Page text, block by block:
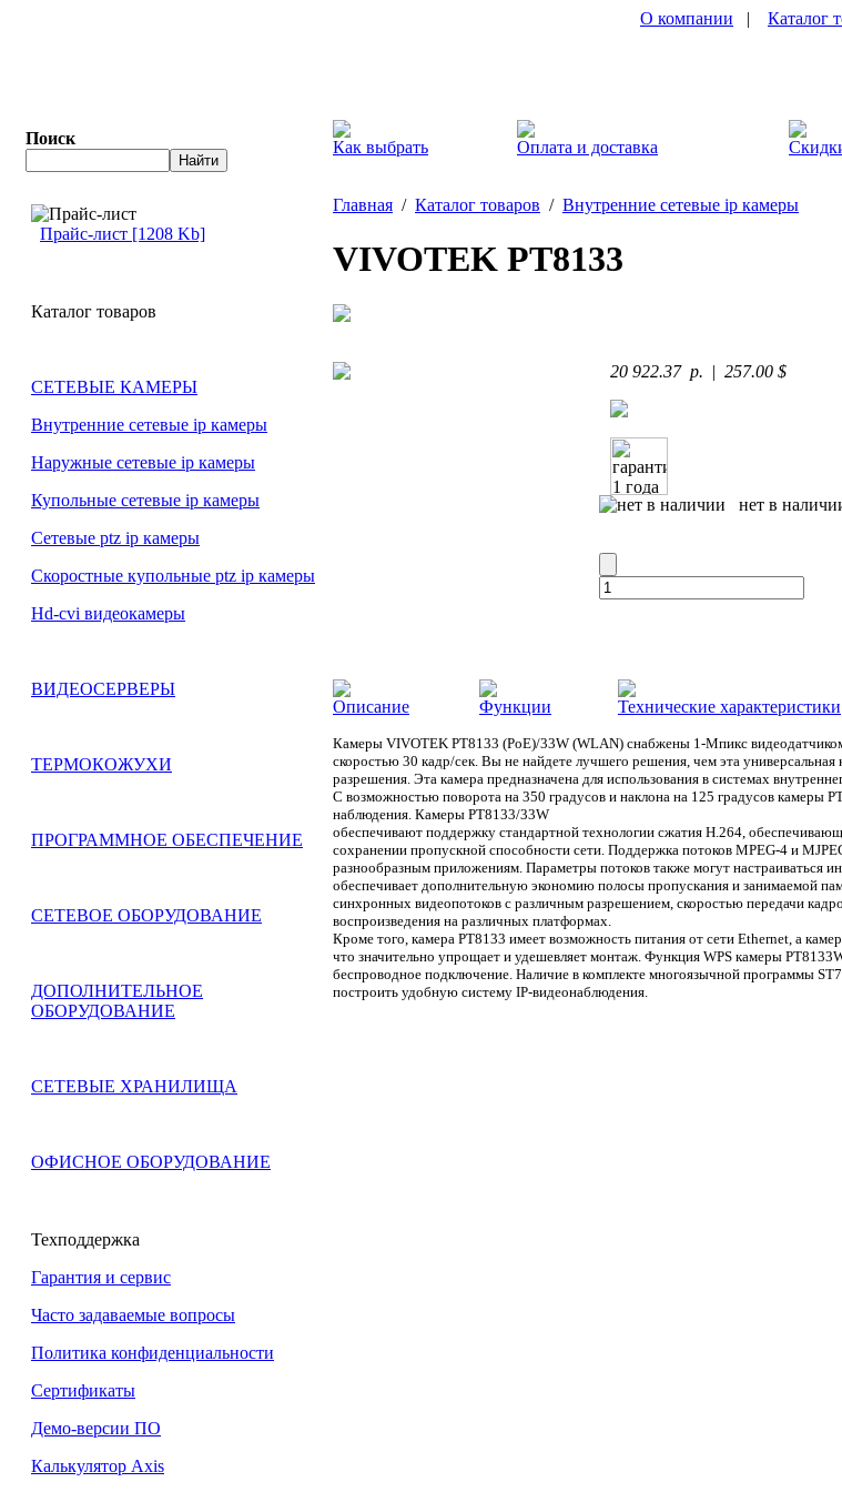
Поиск
О компании | Каталог
Как выбрать Оплата и доставка
Прайс-лист [1208 Kb]
Каталог товаров
СЕТЕВЫЕ КАМЕРЫ
Внутренние сетевые ip камеры
Наружные сетевые ip камеры
Купольные сетевые ip камеры
Сетевые ptz ip камеры
Скоростные купольные ptz ip камеры
Hd-cvi видеокамеры
ВИДЕОСЕРВЕРЫ
ТЕРМОКОЖУХИ
ПРОГРАММНОЕ ОБЕСПЕЧЕНИЕ
СЕТЕВОЕ ОБОРУДОВАНИЕ
ДОПОЛНИТЕЛЬНОЕ
ОБОРУДОВАНИЕ
СЕТЕВЫЕ ХРАНИЛИЩА
ОФИСНОЕ ОБОРУДОВАНИЕ
Техподдержка
Гарантия и сервис
Часто задаваемые вопросы
Политика конфиденциальности
Сертификаты
Демо-версии ПО
Калькулятор Axis
Главная / Каталог товаров / Внутренние сетевые ip камеры
VIVOTEK PT8133
20 922.37 p. | 257.00 $
нет в
Описание Функции Технические характеристики
Камеры VIVOTEK PT8133 (PoE)/33W (WLAN) снабжены 1-Мпикс
скоростью 30 кадр/сек. Вы не найдете лучшего решения, чем эта
разрешения. Эта камера предназначена для использования в системах
С возможностью поворота на 350 градусов и наклона на 125 градусов камеры
наблюдения. Камеры PT8133/33W
обеспечивают поддержку стандартной технологии сжатия H.264,
сохранении пропускной способности сети. Поддержка потоков MPEG-4 и
разнообразным приложениям. Параметры потоков также могут настраиваться
обеспечивает дополнительную экономию полосы пропускания и занимаемой
синхронных видеопотоков с различным разрешением, скоростью передачи
воспроизведения на различных платформах.
Кроме того, камера PT8133 имеет возможность питания от сети Ethernet, а
что значительно упрощает и удешевляет монтаж. Функция WPS камеры
беспроводное подключение. Наличие в комплекте многоязычной программы
построить удобную систему IP-видеонаблюдения.